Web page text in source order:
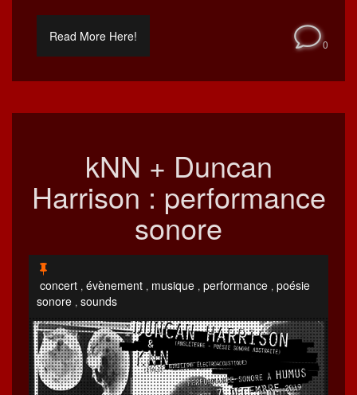
Read More Here!
0
kNN + Duncan
Harrison : performance
sonore
concert , évènement , musique , performance , poésie
sonore , sounds